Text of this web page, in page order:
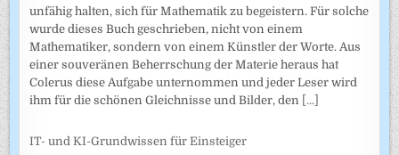
unfähig halten, sich für Mathematik zu begeistern. Für solche
wurde dieses Buch geschrieben, nicht von einem
Mathematiker, sondern von einem Künstler der Worte. Aus
einer souveränen Beherrschung der Materie heraus hat
Colerus diese Aufgabe unternommen und jeder Leser wird
ihm für die schönen Gleichnisse und Bilder, den [...]
IT- und KI-Grundwissen für Einsteiger